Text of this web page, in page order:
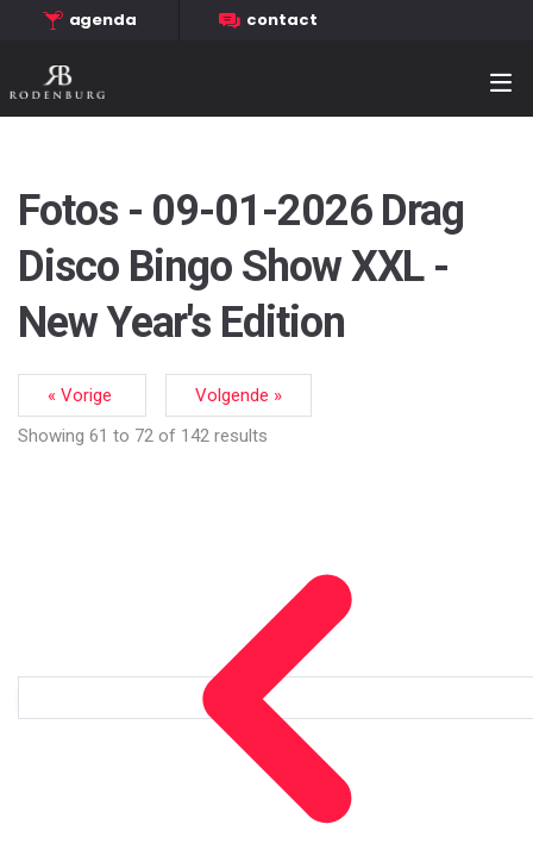
agenda contact
Fotos - 09-01-2026 Drag
Disco Bingo Show XXL -
New Year's Edition
« Vorige
Volgende »
Showing 61 to 72 of 142 results